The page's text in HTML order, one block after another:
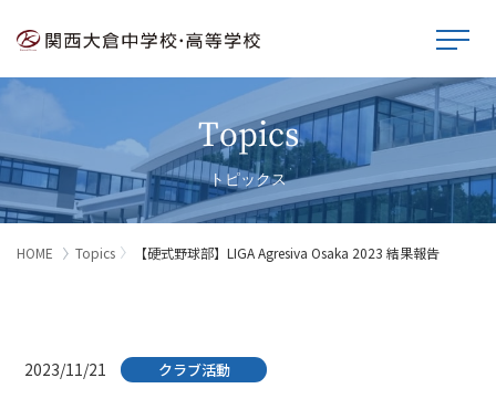
Topics
トピックス
HOME Topics 【硬式野球部】LIGA Agresiva Osaka 2023 結果報告
2023/11/21 クラブ活動